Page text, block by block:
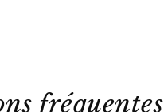
fréquentes